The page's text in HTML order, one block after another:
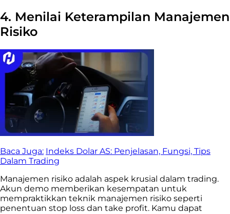
4. Menilai Keterampilan Manajemen
Risiko
Baca Juga: Indeks Dolar AS: Penjelasan, Fungsi, Tips
Dalam Trading
Manajemen risiko adalah aspek krusial dalam trading.
Akun demo memberikan kesempatan untuk
mempraktikkan teknik manajemen risiko seperti
penentuan stop loss dan take profit. Kamu dapat